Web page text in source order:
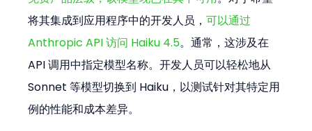
将其集成到应用程序中的开发人员，可以通过
Anthropic API 访问 Haiku 4.5。通常，这涉及在
API 调用中指定模型名称。开发人员可以轻松地从
Sonnet 等模型切换到 Haiku，以测试针对其特定用
例的性能和成本差异。